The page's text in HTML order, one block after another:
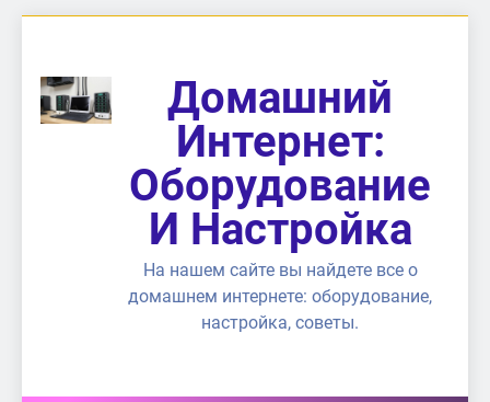
содержимому
Домашний
Интернет:
Оборудование
И Настройка
На нашем сайте вы найдете все о
домашнем интернете: оборудование,
настройка, советы.